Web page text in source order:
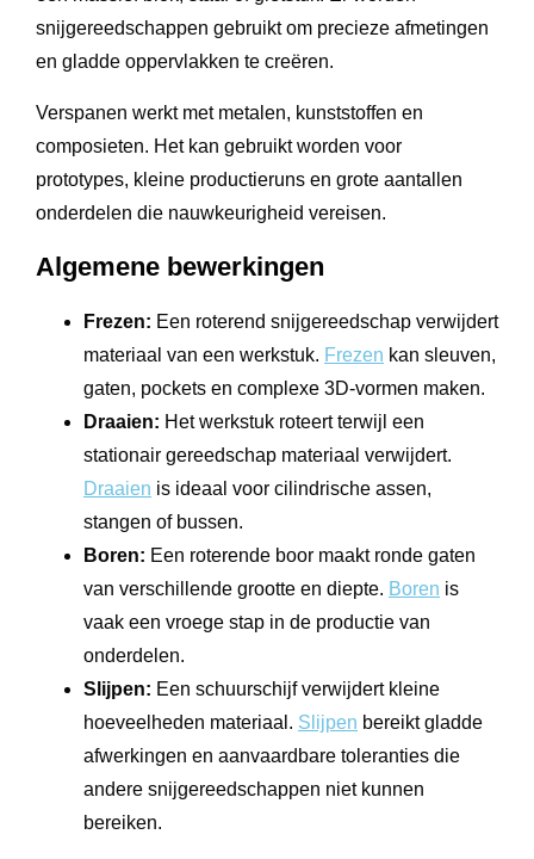
snijgereedschappen gebruikt om precieze afmetingen
en gladde oppervlakken te creëren.
Verspanen werkt met metalen, kunststoffen en
composieten. Het kan gebruikt worden voor
prototypes, kleine productieruns en grote aantallen
onderdelen die nauwkeurigheid vereisen.
Algemene bewerkingen
Frezen: Een roterend snijgereedschap verwijdert
materiaal van een werkstuk. Frezen kan sleuven,
gaten, pockets en complexe 3D-vormen maken.
Draaien: Het werkstuk roteert terwijl een
stationair gereedschap materiaal verwijdert.
Draaien is ideaal voor cilindrische assen,
stangen of bussen.
Boren: Een roterende boor maakt ronde gaten
van verschillende grootte en diepte. Boren is
vaak een vroege stap in de productie van
onderdelen.
Slijpen: Een schuurschijf verwijdert kleine
hoeveelheden materiaal. Slijpen bereikt gladde
afwerkingen en aanvaardbare toleranties die
andere snijgereedschappen niet kunnen
bereiken.